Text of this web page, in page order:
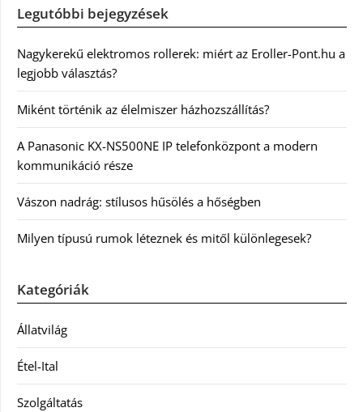
Legutóbbi bejegyzések
Nagykerekű elektromos rollerek: miért az Eroller-Pont.hu a
legjobb választás?
Miként történik az élelmiszer házhozszállítás?
A Panasonic KX-NS500NE IP telefonközpont a modern
kommunikáció része
Vászon nadrág: stílusos hűsölés a hőségben
Milyen típusú rumok léteznek és mitől különlegesek?
Kategóriák
Állatvilág
Étel-Ital
Szolgáltatás